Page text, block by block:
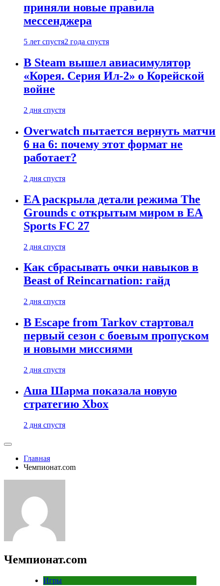
приняли новые правила
мессенджера
5 лет спустя2 года спустя
В Steam вышел авиасимулятор
«Корея. Серия Ил-2» о Корейской
войне
2 дня спустя
Overwatch пытается вернуть матчи
6 на 6: почему этот формат не
работает?
2 дня спустя
EA раскрыла детали режима The
Grounds с открытым миром в EA
Sports FC 27
2 дня спустя
Как сбрасывать очки навыков в
Beast of Reincarnation: гайд
2 дня спустя
В Escape from Tarkov стартовал
первый сезон с боевым пропуском
и новыми миссиями
2 дня спустя
Аша Шарма показала новую
стратегию Xbox
2 дня спустя
Главная
Чемпионат.com
Чемпионат.com
Игры